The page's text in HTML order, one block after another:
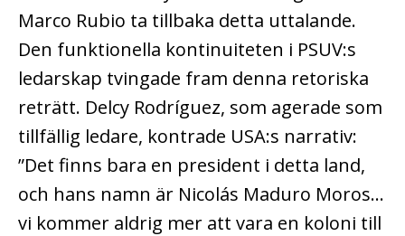
Marco Rubio ta tillbaka detta uttalande.
Den funktionella kontinuiteten i PSUV:s
ledarskap tvingade fram denna retoriska
reträtt. Delcy Rodríguez, som agerade som
tillfällig ledare, kontrade USA:s narrativ:
”Det finns bara en president i detta land,
och hans namn är Nicolás Maduro Moros…
vi kommer aldrig mer att vara en koloni till